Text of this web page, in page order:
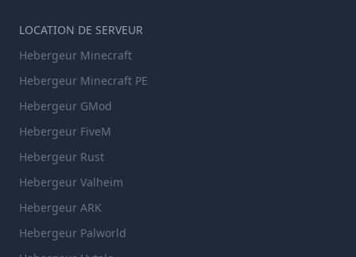
LOCATION DE SERVEUR
Hebergeur Minecraft
Hebergeur Minecraft PE
Hebergeur GMod
Hebergeur FiveM
Hebergeur Rust
Hebergeur Valheim
Hebergeur ARK
Hebergeur Palworld